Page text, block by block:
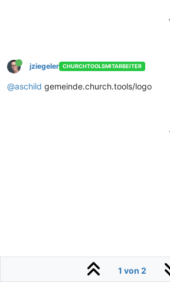
jziegeler CHURCHTOOLSMITARBEITER
@aschild gemeinde.church.tools/logo
1 von 2